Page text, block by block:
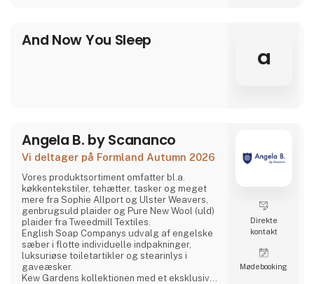
And Now You Sleep
a
Angela B. by Scananco
Vi deltager på Formland Autumn 2026
Vores produktsortiment omfatter bl.a.
køkkentekstiler, tehætter, tasker og meget
mere fra Sophie Allport og Ulster Weavers,
genbrugsuld plaider og Pure New Wool (uld)
plaider fra Tweedmill Textiles.
English Soap Companys udvalg af engelske
sæber i flotte individuelle indpakninger,
luksuriøse toiletartikler og stearinlys i
gaveæsker.
Kew Gardens kollektionen med et eksklusivt
Direkte
kontakt
Møde­booking